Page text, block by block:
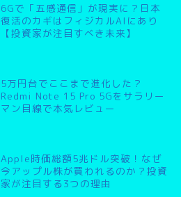
6Gで「五感通信」が現実に？日本
復活のカギはフィジカルAIにあり
【投資家が注目すべき未来】
5万円台でここまで進化した？
Redmi Note 15 Pro 5Gをサラリー
マン目線で本気レビュー
Apple時価総額5兆ドル突破！なぜ
今アップル株が買われるのか？投資
家が注目する3つの理由